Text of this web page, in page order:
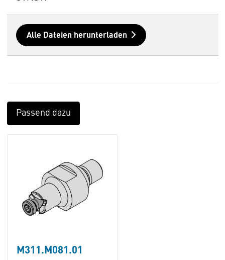
Alle Dateien herunterladen
Passend dazu
M311.M081.01